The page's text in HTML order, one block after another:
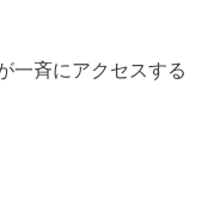
一斉にアクセスする